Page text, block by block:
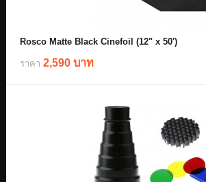
Rosco Matte Black Cinefoil (12" x 50')
ราคา 2,590 บาท